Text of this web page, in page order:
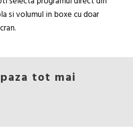
si volumul in boxe cu doar
tot mai